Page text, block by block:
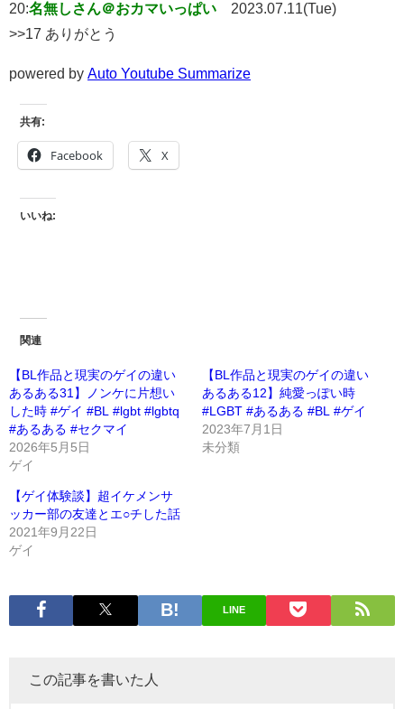
20:名無しさん＠おカマいっぱい
2023.07.11(Tue)
>>17 ありがとう
powered by Auto Youtube Summarize
共有:
Facebook X
いいね:
関連
【BL作品と現実のゲイの違い
あるある31】ノンケに片想い
した時 #ゲイ #BL #lgbt #lgbtq
#あるある #セクマイ
2026年5月5日
ゲイ
【BL作品と現実のゲイの違い
あるある12】純愛っぽい時
#LGBT #あるある #BL #ゲイ
2023年7月1日
未分類
【ゲイ体験談】超イケメンサ
ッカー部の友達とエ○チした話
2021年9月22日
ゲイ
LINE
この記事を書いた人